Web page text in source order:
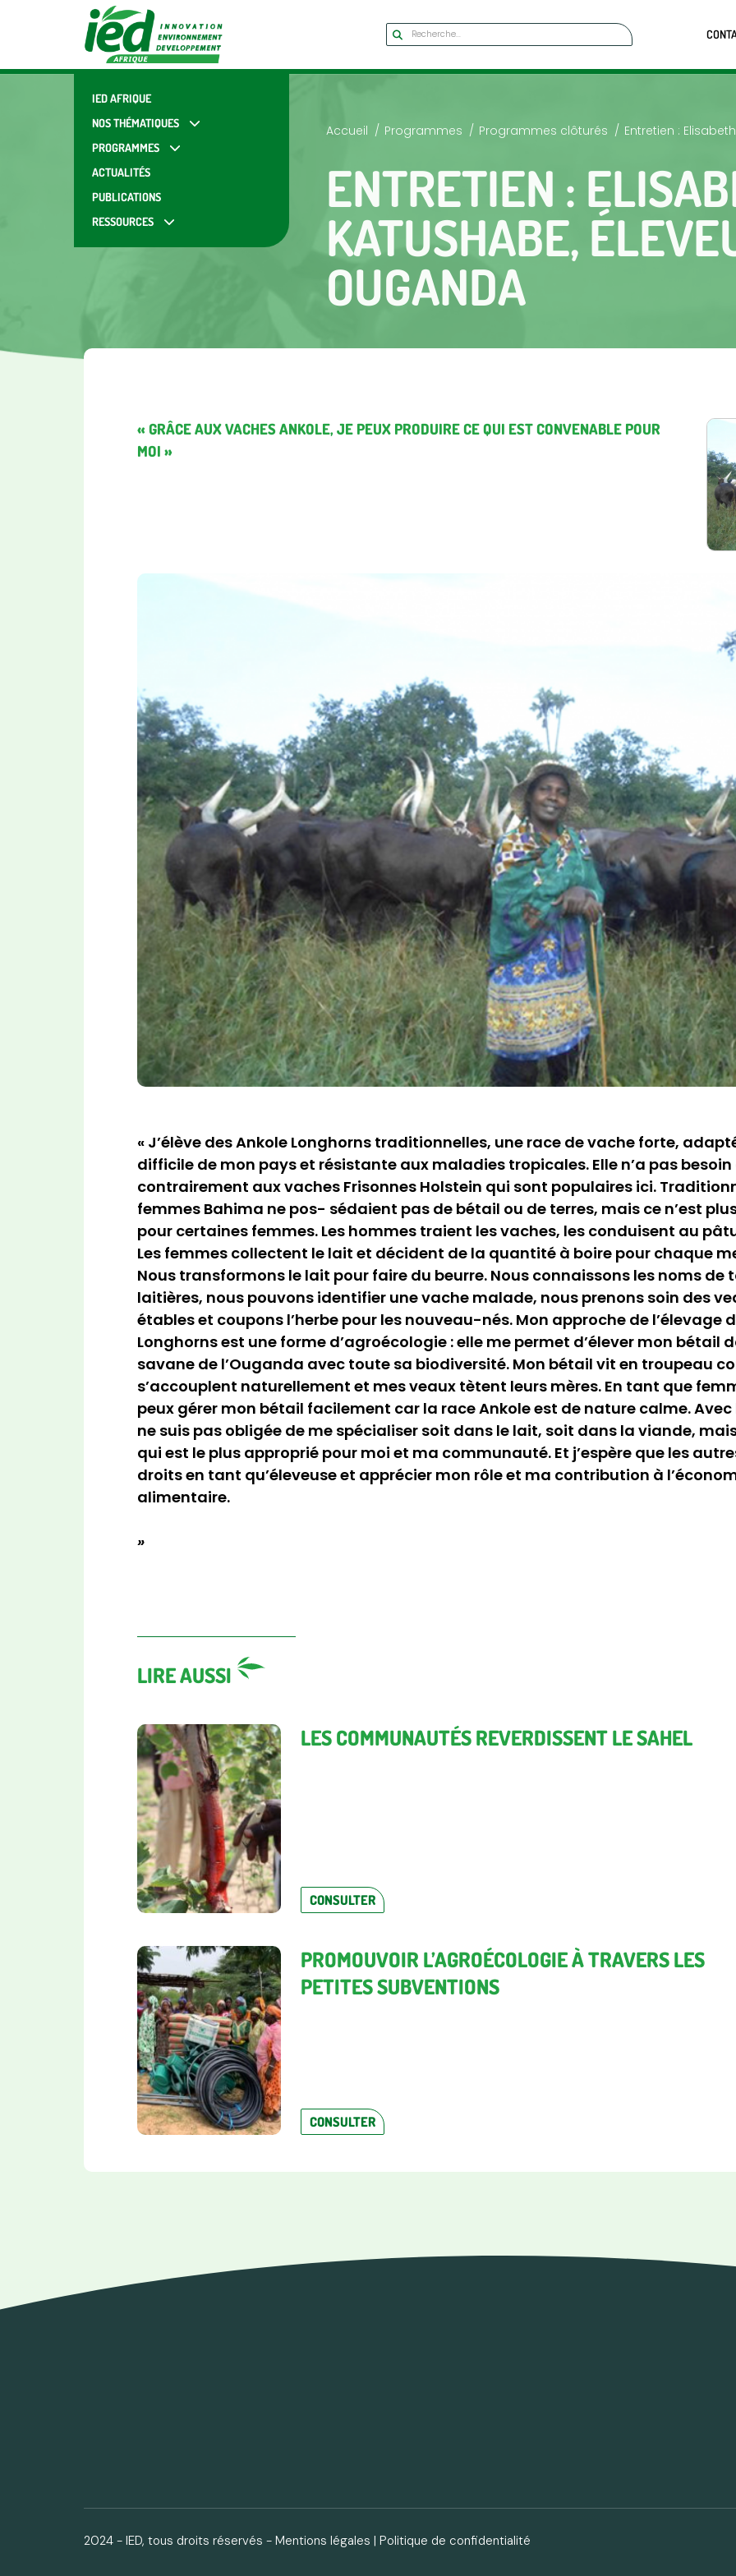
IED AFRIQUE
NOS THÉMATIQUES
PROGRAMMES
ACTUALITÉS
PUBLICATIONS
RESSOURCES
Accueil Programmes Programmes clôturés Entretien :
ENTRETIEN :
KATUSHABE,
OUGANDA
« GRÂCE AUX VACHES ANKOLE, JE PEUX PRODUIRE CE QUI EST CONVENABLE POUR
MOI »
« J’élève des Ankole Longhorns traditionnelles, une race de vache forte,
difficile de mon pays et résistante aux maladies tropicales. Elle n’a pas
contrairement aux vaches Frisonnes Holstein qui sont populaires ici.
femmes Bahima ne pos- sédaient pas de bétail ou de terres, mais ce n’est
pour certaines femmes. Les hommes traient les vaches, les conduisent au
Les femmes collectent le lait et décident de la quantité à boire pour chaque
Nous transformons le lait pour faire du beurre. Nous connaissons les noms de
laitières, nous pouvons identifier une vache malade, nous prenons soin des
étables et coupons l’herbe pour les nouveau-nés. Mon approche de l’élevage
Longhorns est une forme d’agroécologie : elle me permet d’élever mon bétail
savane de l’Ouganda avec toute sa biodiversité. Mon bétail vit en troupeau
s’accouplent naturellement et mes veaux tètent leurs mères. En tant que
peux gérer mon bétail facilement car la race Ankole est de nature calme. Avec
ne suis pas obligée de me spécialiser soit dans le lait, soit dans la viande,
qui est le plus approprié pour moi et ma communauté. Et j’espère que les
droits en tant qu’éleveuse et apprécier mon rôle et ma contribution à
alimentaire.
»
LIRE AUSSI
LES COMMUNAUTÉS REVERDISSENT LE SAHEL
CONSULTER
PROMOUVOIR L’AGROÉCOLOGIE À TRAVERS LES
PETITES SUBVENTIONS
CONSULTER
2024 - IED, tous droits réservés - Mentions légales | Politique de confidentialité